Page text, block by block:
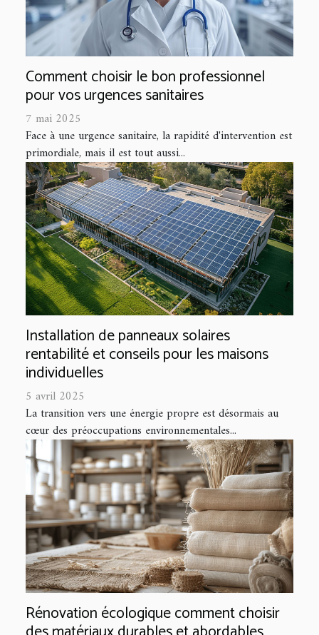
Comment choisir le bon professionnel
pour vos urgences sanitaires
7 mai 2025
Face à une urgence sanitaire, la rapidité d'intervention est
primordiale, mais il est tout aussi...
Installation de panneaux solaires
rentabilité et conseils pour les maisons
individuelles
5 avril 2025
La transition vers une énergie propre est désormais au
cœur des préoccupations environnementales...
Rénovation écologique comment choisir